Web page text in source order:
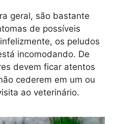
geral, são bastante
de possíveis
os peludos
incomodando. De
devem ficar atentos
cederem em um ou
ao veterinário.